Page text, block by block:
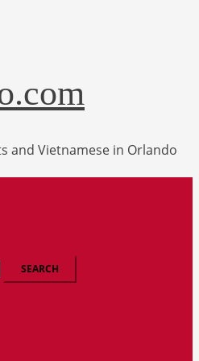
and Vietnamese in Orlando